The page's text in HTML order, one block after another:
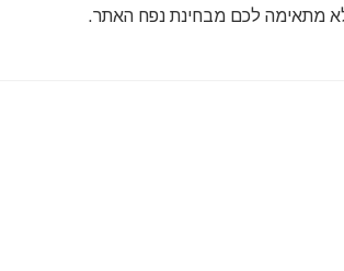
מתאימה לכם מבחינת נפח האתר.